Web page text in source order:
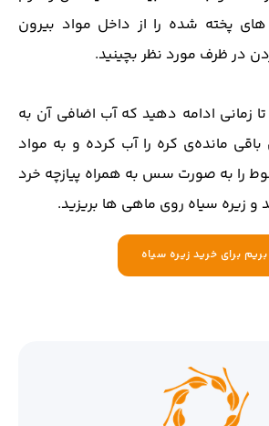
پخته شده را از داخل مواد بیرون
در ظرف مورد نظر بچینید.
زمانی ادامه دهید که آب اضافی آن به
مانده‌ی کره را آب کرده و به مواد
را به صورت سس به همراه پیازچه خرد
و زیره سیاه روی ماهی ها بریزید.
بریم برای خرید زیره سیاه